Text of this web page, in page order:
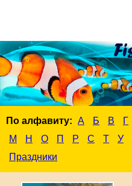
По алфавиту: А Б В Г
М
Н О П Р С Т У
Праздники